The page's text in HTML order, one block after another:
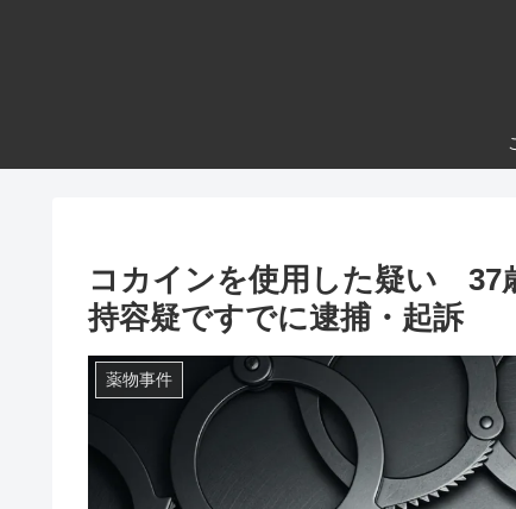
コカインを使用した疑い 37
持容疑ですでに逮捕・起訴
薬物事件